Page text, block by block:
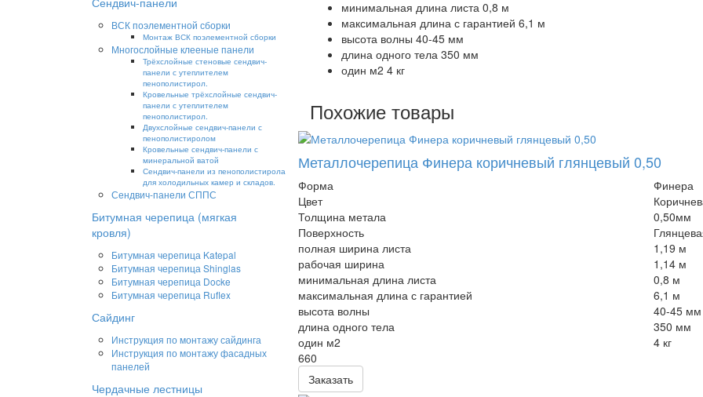
ВСК поэлементной сборки
Монтаж ВСК поэлементной сборки
Многослойные клееные панели
Трёхслойные стеновые сендвич-
панели с утеплителем
пенополистирол.
Кровельные трёхслойные сендвич-
панели с утеплителем
пенополистирол.
Двухслойные сендвич-панели с
пенополистиролом
Кровельные сендвич-панели с
минеральной ватой
Сендвич-панели из пенополистирола
для холодильных камер и складов.
Сендвич-панели СППС
Битумная черепица (мягкая
кровля)
Битумная черепица Katepal
Битумная черепица Shinglas
Битумная черепица Docke
Битумная черепица Ruflex
Сайдинг
Инструкция по монтажу сайдинга
Инструкция по монтажу фасадных
панелей
Чердачные лестницы
минимальная длина листа 0,8 м
максимальная длина с гарантией 6,1 м
высота волны 40-45 мм
длина одного тела 350 мм
один м2 4 кг
Похожие товары
Металлочерепица Финера коричневый глянцевый 0,50
Форма
Финера
Цвет
Толщина метала
0,50мм
Поверхность
полная ширина листа
1,19 м
рабочая ширина
1,14 м
минимальная длина листа
0,8 м
максимальная длина с гарантией
6,1 м
высота волны
40-45 мм
длина одного тела
350 мм
один м2
4 кг
660
Заказать